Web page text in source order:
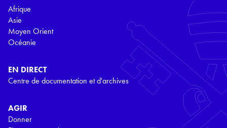
Afrique
Asie
Moyen Orient
Océanie
EN DIRECT
Centre de documentation et d'archives
AGIR
Donner